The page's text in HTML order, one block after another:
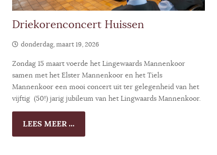
Driekorenconcert Huissen
donderdag, maart 19, 2026
Zondag 15 maart voerde het Lingewaards Mannenkoor
samen met het Elster Mannenkoor en het Tiels
Mannenkoor een mooi concert uit ter gelegenheid van het
vijftig (50!) jarig jubileum van het Lingwaards Mannenkoor.
LEES MEER ...